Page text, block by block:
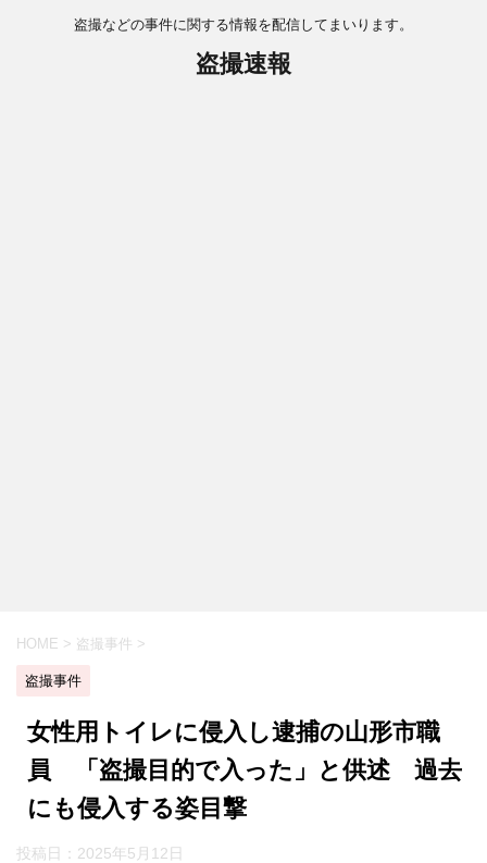
盗撮などの事件に関する情報を配信してまいります。
盗撮速報
HOME > 盗撮事件 >
盗撮事件
女性用トイレに侵入し逮捕の山形市職
員 「盗撮目的で入った」と供述 過去
にも侵入する姿目撃
投稿日： 2025年5月12日